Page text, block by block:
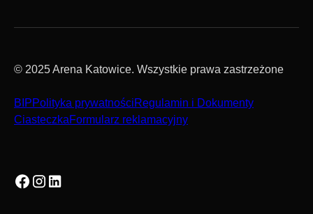
© 2025 Arena Katowice. Wszystkie prawa zastrzeżone
BIPPolityka prywatnościRegulamin i Dokumenty
CiasteczkaFormularz reklamacyjny